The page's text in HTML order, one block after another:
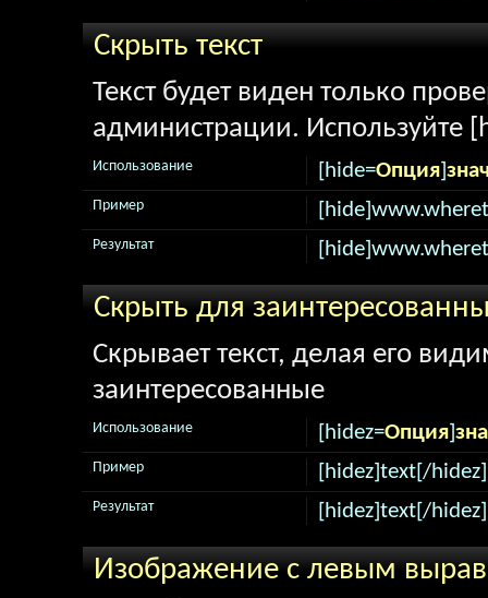
Скрыть текст
Текст будет виден только
администрации. Используйте
[hide=Опция]
Использование
Пример
Результат
Скрыть для
Скрывает текст, делая его
заинтересованные
[hidez=Опция]
Использование
[hidez]text[/hidez]
Пример
[hidez]text[/hidez]
Результат
Изображение с левым